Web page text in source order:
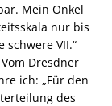
Mein Onkel
nur bis
schwere VII.“
Dresdner
ich: „Für den
des